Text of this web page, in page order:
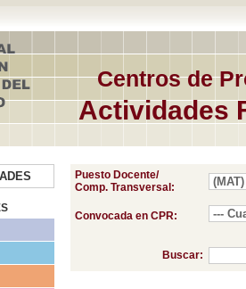
Centros de
Actividades
Puesto Docente/
Comp. Transversal:
Convocada en CPR:
Buscar: